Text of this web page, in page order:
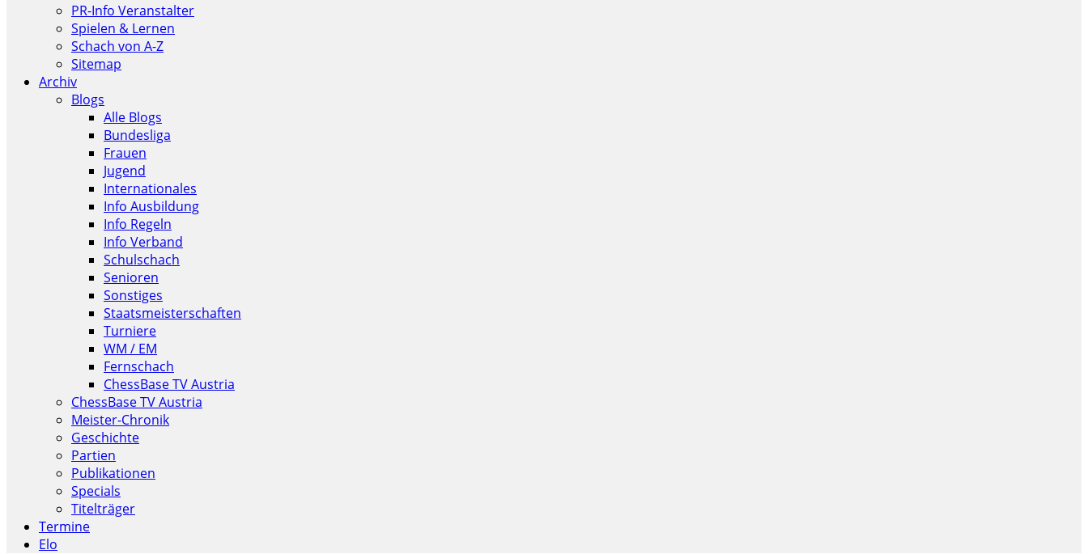
PR-Info Veranstalter
Spielen & Lernen
Schach von A-Z
Sitemap
Archiv
Blogs
Alle Blogs
Bundesliga
Frauen
Jugend
Internationales
Info Ausbildung
Info Regeln
Info Verband
Schulschach
Senioren
Sonstiges
Staatsmeisterschaften
Turniere
WM / EM
Fernschach
ChessBase TV Austria
ChessBase TV Austria
Meister-Chronik
Geschichte
Partien
Publikationen
Specials
Titelträger
Termine
Elo